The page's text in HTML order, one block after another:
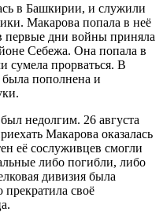
в Башкирии, и служили
Макарова попала в неё
первые дни войны приняла
Себежа. Она попала в
сумела прорваться. В
пополнена и
недолгим. 26 августа
Макарова оказалась
её сослуживцев смогли
либо погибли, либо
дивизия была
прекратила своё